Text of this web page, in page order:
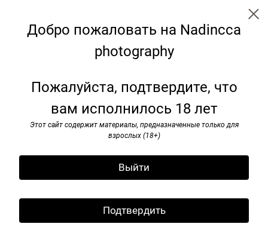
Добро пожаловать на Nadincca
photography
Пожалуйста, подтвердите, что
вам исполнилось 18 лет
Этот сайт содержит материалы, предназначенные только для
взрослых (18+)
Выйти
Подтвердить
Landscape